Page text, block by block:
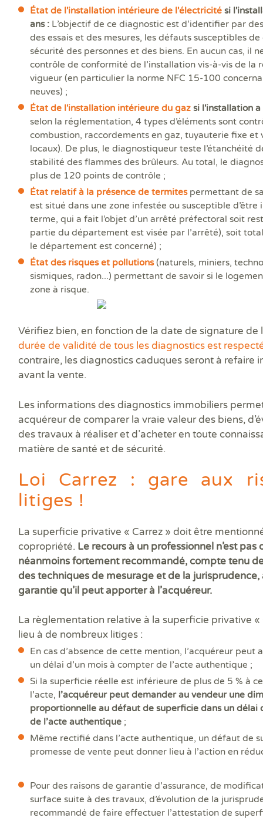
État de l'installation intérieure de l'électricité si
ans : L’objectif de ce diagnostic est d’identifier par
des essais et des mesures, les défauts susceptibles
sécurité des personnes et des biens. En aucun cas, il
contrôle de conformité de l’installation vis-à-vis de la
vigueur (en particulier la norme NFC 15-100
neuves) ;
État de l'installation intérieure du gaz si l'installation
selon la réglementation, 4 types d’éléments sont
combustion, raccordements en gaz, tuyauterie fixe et
locaux). De plus, le diagnostiqueur teste l’étanchéité
stabilité des flammes des brûleurs. Au total, le
plus de 120 points de contrôle ;
État relatif à la présence de termitespermettant de
est situé dans une zone infestée ou susceptible d’être
terme, qui a fait l’objet d’un arrêté préfectoral soit
partie du département est visée par l’arrêté), soit
le département est concerné) ;
État des risques et pollutions(naturels, miniers,
sismiques, radon...) permettant de savoir si le
zone à risque.
Vérifiez bien, en fonction de la date de signature de
durée de validité de tous les diagnostics est
contraire, les diagnostics caduques seront à refaire
avant la vente.
Les informations des diagnostics immobiliers
acquéreur de comparer la vraie valeur des biens,
des travaux à réaliser et d’acheter en toute
matière de santé et de sécurité.
Loi Carrez : gare aux
litiges !
La superficie privative « Carrez » doit être
copropriété. Le recours à un professionnel n’est pas
néanmoins fortement recommandé, compte tenu
des techniques de mesurage et de la jurisprudence,
garantie qu’il peut apporter à l’acquéreur.
La règlementation relative à la superficie privative «
lieu à de nombreux litiges :
En cas d’absence de cette mention, l’acquéreur peut
un délai d’un mois à compter de l’acte authentique ;
Si la superficie réelle est inférieure de plus de 5 % à
l’acte, l’acquéreur peut demander au vendeur une
proportionnelle au défaut de superficie dans un délai
de l’acte authentique ;
Même rectifié dans l’acte authentique, un défaut de
promesse de vente peut donner lieu à l’action en
Pour des raisons de garantie d’assurance, de
surface suite à des travaux, d’évolution de la
recommandé de faire effectuer l’attestation de